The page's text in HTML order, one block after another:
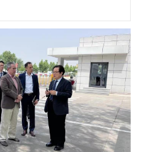
技研中心总监葛素静、清
素静，清华大学熊守美代表